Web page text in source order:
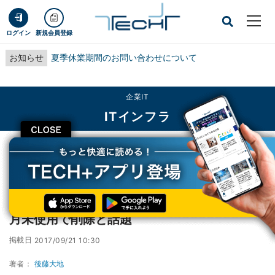
ログイン 新規会員登録
お知らせ 夏季休業期間のお問い合わせについて
CLOSE
企業IT
ITインフラ
TECH+ 企業IT
ITインフラ
Google Drive上のAndroidバックアップ、2カ月未使用で削除と話題
Google Drive上のAndroidバックアップ、2カ
月未使用で削除と話題
掲載日 2017/09/21 10:30
著者： 後藤大地